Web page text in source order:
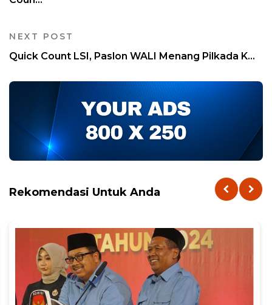
NEXT POST
Quick Count LSI, Paslon WALI Menang Pilkada K...
Rekomendasi Untuk Anda